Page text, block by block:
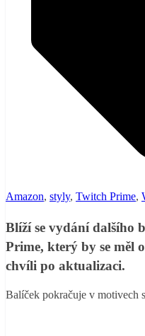
Amazon, styly, Twitch Prime,
Blíží se vydání dalšího
Prime, který by se měl
chvíli po aktualizaci.
Balíček pokračuje v motivech